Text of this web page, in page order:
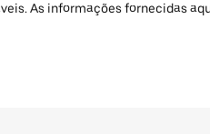
As informações fornecidas